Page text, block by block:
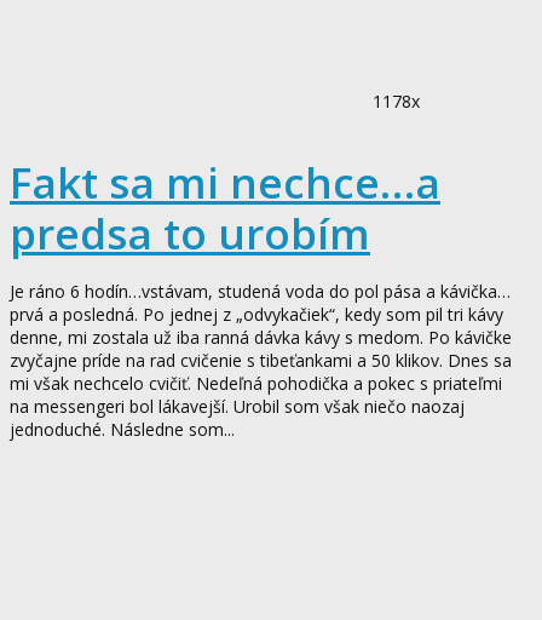
1178x
Fakt sa mi nechce…a
predsa to urobím
Je ráno 6 hodín…vstávam, studená voda do pol pása a kávička…
prvá a posledná. Po jednej z „odvykačiek“, kedy som pil tri kávy
denne, mi zostala už iba ranná dávka kávy s medom. Po kávičke
zvyčajne príde na rad cvičenie s tibeťankami a 50 klikov. Dnes sa
mi však nechcelo cvičiť. Nedeľná pohodička a pokec s priateľmi
na messengeri bol lákavejší. Urobil som však niečo naozaj
jednoduché. Následne som...